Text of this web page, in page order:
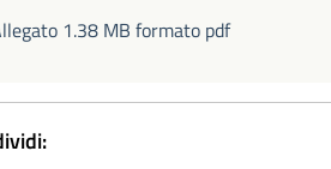
1.38 MB formato pdf